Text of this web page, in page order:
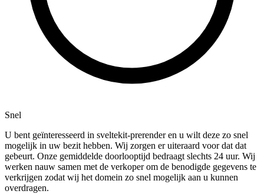
Snel
U bent geïnteresseerd in sveltekit-prerender en u wilt deze zo snel
mogelijk in uw bezit hebben. Wij zorgen er uiteraard voor dat dat
gebeurt. Onze gemiddelde doorlooptijd bedraagt slechts 24 uur. Wij
werken nauw samen met de verkoper om de benodigde gegevens te
verkrijgen zodat wij het domein zo snel mogelijk aan u kunnen
overdragen.